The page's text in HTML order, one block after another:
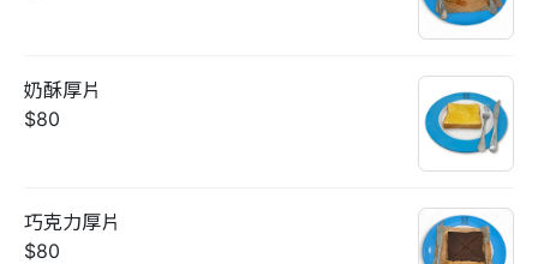
奶酥厚片
$80
巧克力厚片
$80